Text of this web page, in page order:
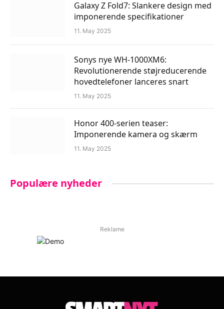
Galaxy Z Fold7: Slankere design med
imponerende specifikationer
11. May 2025
Sonys nye WH-1000XM6:
Revolutionerende støjreducerende
hovedtelefoner lanceres snart
11. May 2025
Honor 400-serien teaser:
Imponerende kamera og skærm
11. May 2025
Populære nyheder
Reklame